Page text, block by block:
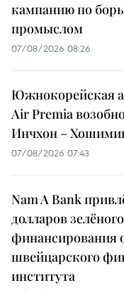
кампанию по
промыслом
07/08/2026 08:26
Южнокорейская
Air Premia
Инчхон –
07/08/2026 07:43
Nam A Bank
долларов зелёного
финансирования
швейцарского
института